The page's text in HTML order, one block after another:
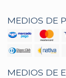
MEDIOS DE
MEDIOS DE